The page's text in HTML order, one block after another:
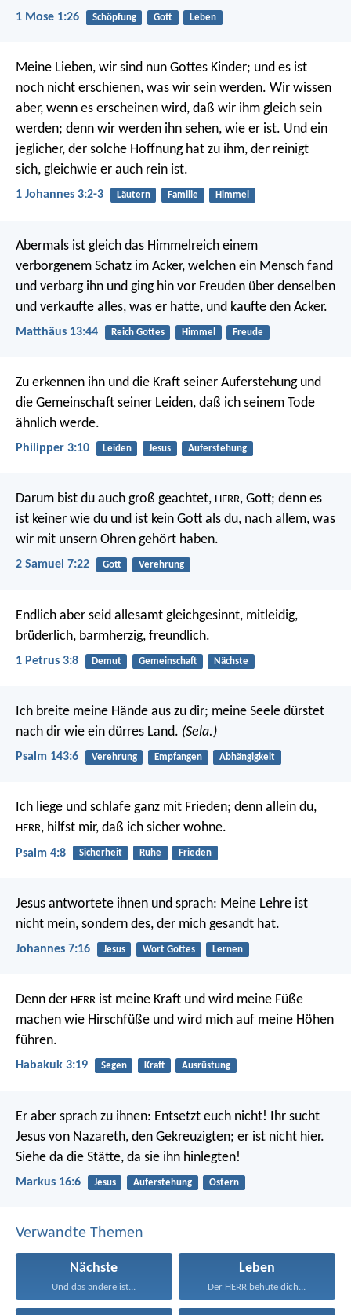
1 Mose 1:26 Schöpfung Gott Leben
Meine Lieben, wir sind nun Gottes Kinder; und es ist
noch nicht erschienen, was wir sein werden. Wir wissen
aber, wenn es erscheinen wird, daß wir ihm gleich sein
werden; denn wir werden ihn sehen, wie er ist. Und ein
jeglicher, der solche Hoffnung hat zu ihm, der reinigt
sich, gleichwie er auch rein ist.
1 Johannes 3:2-3 Läutern Familie Himmel
Abermals ist gleich das Himmelreich einem
verborgenem Schatz im Acker, welchen ein Mensch fand
und verbarg ihn und ging hin vor Freuden über denselben
und verkaufte alles, was er hatte, und kaufte den Acker.
Matthäus 13:44 Reich Gottes Himmel Freude
Zu erkennen ihn und die Kraft seiner Auferstehung und
die Gemeinschaft seiner Leiden, daß ich seinem Tode
ähnlich werde.
Philipper 3:10 Leiden Jesus Auferstehung
Darum bist du auch groß geachtet, HERR, Gott; denn es
ist keiner wie du und ist kein Gott als du, nach allem, was
wir mit unsern Ohren gehört haben.
2 Samuel 7:22 Gott Verehrung
Endlich aber seid allesamt gleichgesinnt, mitleidig,
brüderlich, barmherzig, freundlich.
1 Petrus 3:8 Demut Gemeinschaft Nächste
Ich breite meine Hände aus zu dir; meine Seele dürstet
nach dir wie ein dürres Land. (Sela.)
Psalm 143:6 Verehrung Empfangen Abhängigkeit
Ich liege und schlafe ganz mit Frieden; denn allein du,
HERR, hilfst mir, daß ich sicher wohne.
Psalm 4:8 Sicherheit Ruhe Frieden
Jesus antwortete ihnen und sprach: Meine Lehre ist
nicht mein, sondern des, der mich gesandt hat.
Johannes 7:16 Jesus Wort Gottes Lernen
Denn der HERR ist meine Kraft und wird meine Füße
machen wie Hirschfüße und wird mich auf meine Höhen
führen.
Habakuk 3:19 Segen Kraft Ausrüstung
Er aber sprach zu ihnen: Entsetzt euch nicht! Ihr sucht
Jesus von Nazareth, den Gekreuzigten; er ist nicht hier.
Siehe da die Stätte, da sie ihn hinlegten!
Markus 16:6 Jesus Auferstehung Ostern
Verwandte Themen
Nächste
Und das andere ist...
Leben
Der HERR behüte dich...